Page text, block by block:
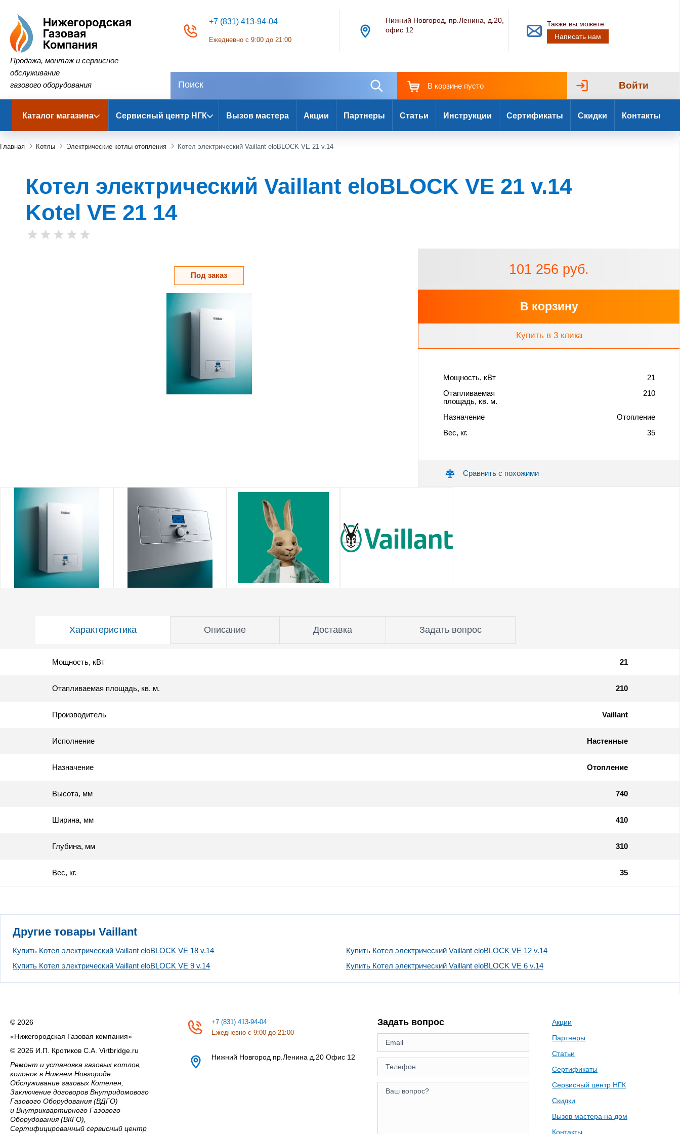
Нижегородская Газовая Компания
Продажа, монтаж и сервисное
обслуживание
газового оборудования
+7 (831) 413-94-04
Ежедневно с 9:00 до 21:00
Нижний Новгород, пр.Ленина, д.20,
офис 12
Также вы можете
Написать нам
В корзине пусто Войти
Каталог магазина Сервисный центр НГК Вызов мастера Акции Партнеры Статьи Инструкции Сертификаты Скидки Контакты
Главная Котлы Электрические котлы отопления Котел электрический Vaillant eloBLOCK VE 21 v.14
Котел электрический Vaillant eloBLOCK VE 21 v.14
Kotel VE 21 14
Под заказ 101 256 руб.
В корзину
Купить в 3 клика
Мощность, кВт
21
Отапливаемая
площадь, кв. м.
210
Назначение
Отопление
Вес, кг.
35
Сравнить с похожими
Характеристика Описание Доставка Задать вопрос
Мощность, кВт 21
Отапливаемая площадь, кв. м. 210
Производитель Vaillant
Исполнение Настенные
Назначение Отопление
Высота, мм 740
Ширина, мм 410
Глубина, мм 310
Вес, кг. 35
Другие товары Vaillant
Купить Котел электрический Vaillant eloBLOCK VE 18 v.14
Купить Котел электрический Vaillant eloBLOCK VE 12 v.14
Купить Котел электрический Vaillant eloBLOCK VE 9 v.14
Купить Котел электрический Vaillant eloBLOCK VE 6 v.14
© 2026
«Нижегородская Газовая компания»
© 2026 И.П. Кротиков С.А. Virtbridge.ru
Ремонт и установка газовых котлов,
колонок в Нижнем Новгороде.
Обслуживание газовых Котелен,
Заключение договоров Внутридомового
Газового Оборудования (ВДГО)
и Внутриквартирного Газового
Оборудования (ВКГО),
Сертифицированный сервисный центр
+7 (831) 413-94-04
Ежедневно с 9:00 до 21:00
Нижний Новгород пр.Ленина д.20 Офис 12
Задать вопрос
Акции
Партнеры
Статьи
Сертификаты
Сервисный центр НГК
Скидки
Вызов мастера на дом
Контакты